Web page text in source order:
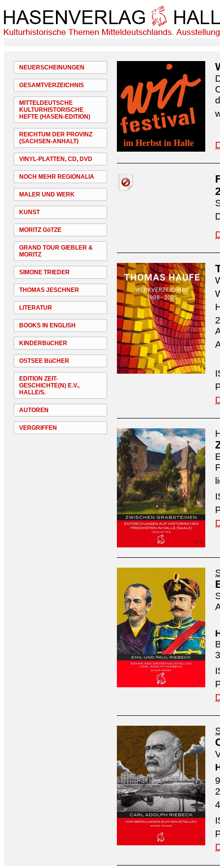
NEUERSCHEINUNGEN
GESAMTVERZEICHNIS
MITTELDEUTSCHE
KULTURHISTORISCHE
HEFTE (HASEN-EDITION)
REICHTUM DER PROVINZ
(SACHSEN-ANHALT)
VINYL-PLATTEN, CD, DVD
NOCH MEHR REGIONALIA
MALER UND WERK
KUNST
MORITZ GöTZE
GRAND TOUR GIEBLER &
MORITZ
SIMONE TRIEDER
THOMAS JESCHNER
LITERATUR
BOOKS IN ENGLISH
KINDERBüCHER
OSTSEE BüCHER
EDITION ZEIT-
GESCHICHTE(N) E.V.,
HALLE/S.
AUTOREN
VERGRIFFEN